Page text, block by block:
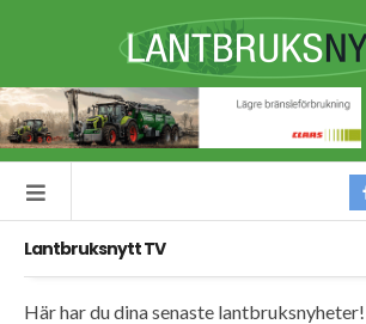
Lantbruksnytt TV
Här har du dina senaste